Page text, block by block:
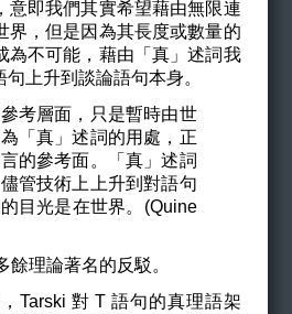
意即我們其實希望藉由無限連
界，但是因為其長度或數量的
為不可能，藉由「真」述詞我
上升到談論語句本身。
參考層面，只是暫時由世
「真」述詞的用處，正
的參考面。「真」述詞
管技術上上升到對語句
目光是在世界。(Quine
餘理論著名的反駁。
對 T 語句的真理語架